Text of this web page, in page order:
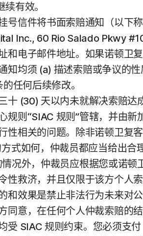
有效。
号信件将书面索赔通知（以下
Inc., 60 Rio Salado Pkwy
和电子邮件地址。如果诺顿卫
知均须 (a) 描述索赔或争议的
任何后续修改。
十 (30) 天以内未就解决索赔
规则“SIAC 规则”管辖，并由
性相关的问题。除非诺顿卫复
式如何，仲裁员都应当给出合
况外，仲裁员应根据您或诺
性救济，并且仅限于该方个人
和效果是禁止非法行为未来对
意，在任何个人仲裁索赔的
受 SIAC 规则约束。您必须支